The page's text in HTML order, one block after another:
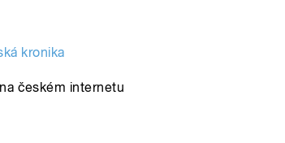
kronika
českém internetu